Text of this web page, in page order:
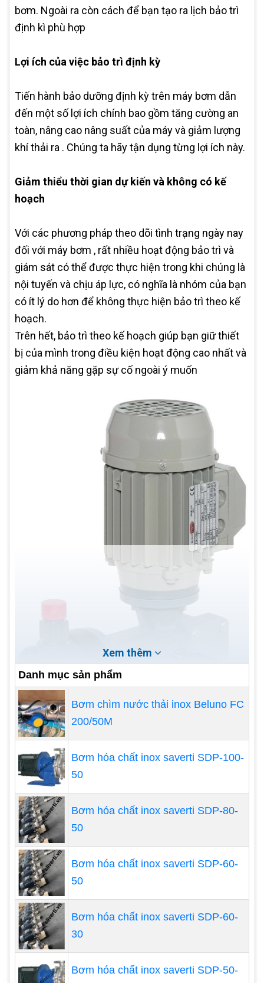
bơm. Ngoài ra còn cách để bạn tạo ra lịch bảo trì
định kì phù hợp
Lợi ích của việc bảo trì định kỳ
Tiến hành bảo dưỡng định kỳ trên máy bơm dẫn
đến một số lợi ích chính bao gồm tăng cường an
toàn, nâng cao nâng suất của máy và giảm lượng
khí thải ra . Chúng ta hãy tận dụng từng lợi ích này.
Giảm thiểu thời gian dự kiến và không có kế
hoạch
Với các phương pháp theo dõi tình trạng ngày nay
đối với máy bơm , rất nhiều hoạt động bảo trì và
giám sát có thể được thực hiện trong khi chúng là
nội tuyến và chịu áp lực, có nghĩa là nhóm của bạn
có ít lý do hơn để không thực hiện bảo trì theo kế
hoạch.
Trên hết, bảo trì theo kế hoạch giúp bạn giữ thiết
bị của mình trong điều kiện hoạt động cao nhất và
giảm khả năng gặp sự cố ngoài ý muốn
Giảm khí thải thoát ra
Một nghiên cứu được công bố vài năm trước trên
tạp chí Kỹ thuật hóa học cho thấy 60% lượng khí
thải thoát ra trong các nhà máy lọc dầu có thể
được truy nguyên từ các van bị rò rỉ.Bảo trì phòng
ngừa giữ cho cơ sở của bạn làm việc trong trạng
thái tốt nhất, điều này làm cho các dự án của bạn
trở nên tốt hơn với môi trường.
Xem thêm
Danh mục sản phẩm
Bơm chìm nước thải inox Beluno FC
200/50M
Bơm hóa chất inox saverti SDP-100-
50
Bơm hóa chất inox saverti SDP-80-
50
Bơm hóa chất inox saverti SDP-60-
50
Bơm hóa chất inox saverti SDP-60-
30
Bơm hóa chất inox saverti SDP-50-